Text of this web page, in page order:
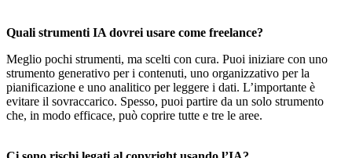
Quali strumenti IA dovrei usare come freelance?
Meglio pochi strumenti, ma scelti con cura. Puoi iniziare con uno
strumento generativo per i contenuti, uno organizzativo per la
pianificazione e uno analitico per leggere i dati. L’importante è
evitare il sovraccarico. Spesso, puoi partire da un solo strumento
che, in modo efficace, può coprire tutte e tre le aree.